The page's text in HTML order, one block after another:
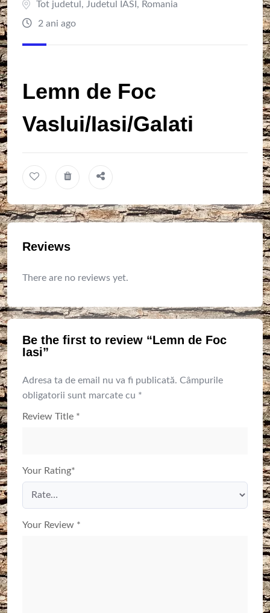
Tot judetul , Judetul IASI , Romania
2 ani ago
Lemn de Foc
Vaslui/Iasi/Galati
Reviews
There are no reviews yet.
Be the first to review “Lemn de Foc
Iasi”
Adresa ta de email nu va fi publicată. Câmpurile
obligatorii sunt marcate cu *
Review Title *
Your Rating*
Your Review *